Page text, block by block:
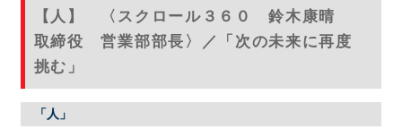
【人】 〈スクロール３６０ 鈴木康晴
取締役 営業部部長〉／「次の未来に再度
挑む」
「人」